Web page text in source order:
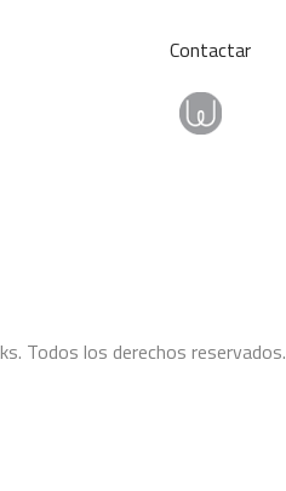
Contactar
Todos los derechos reservados.